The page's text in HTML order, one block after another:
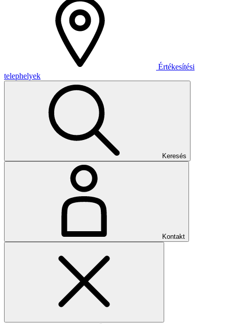
Értékesítési
telephelyek
Keresés
Kontakt